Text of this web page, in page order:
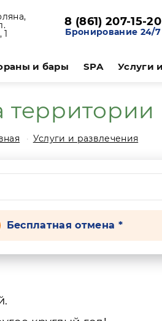
8 (861) 207-15-20
Бронирование 24/7
и бары SPA Услуги
Услуги и развлечения
Бесплатная отмена *